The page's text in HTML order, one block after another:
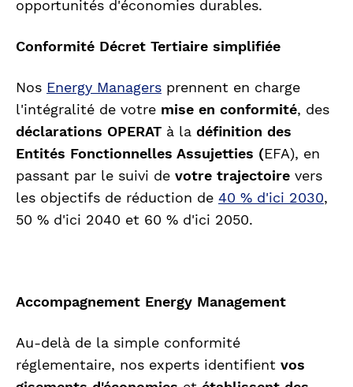
opportunités d'économies durables.
Conformité Décret Tertiaire simplifiée
Nos Energy Managers prennent en charge
l'intégralité de votre mise en conformité, des
déclarations OPERAT à la définition des
Entités Fonctionnelles Assujetties (EFA), en
passant par le suivi de votre trajectoire vers
les objectifs de réduction de 40 % d'ici 2030,
50 % d'ici 2040 et 60 % d'ici 2050.
Accompagnement Energy Management
Au-delà de la simple conformité
réglementaire, nos experts identifient vos